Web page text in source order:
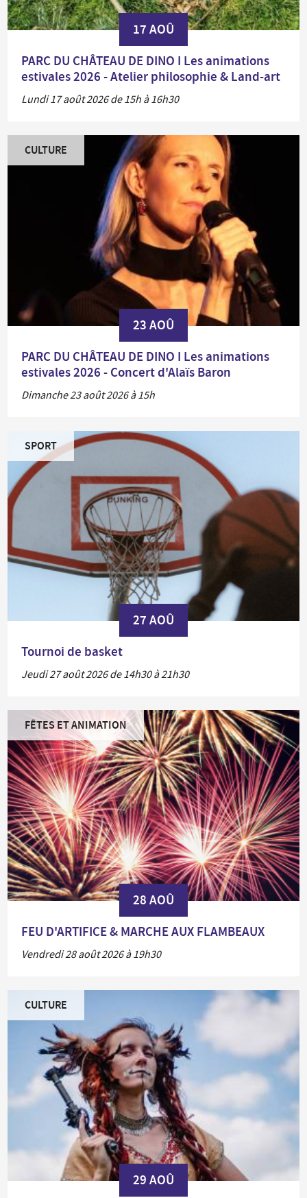
17 AOÛ
PARC DU CHÂTEAU DE DINO I Les animations
estivales 2026 - Atelier philosophie & Land-art
Lundi 17 août 2026 de 15h à 16h30
CULTURE
23 AOÛ
PARC DU CHÂTEAU DE DINO I Les animations
estivales 2026 - Concert d'Alaïs Baron
Dimanche 23 août 2026 à 15h
SPORT
27 AOÛ
Tournoi de basket
Jeudi 27 août 2026 de 14h30 à 21h30
FÊTES ET ANIMATION
28 AOÛ
FEU D'ARTIFICE & MARCHE AUX FLAMBEAUX
Vendredi 28 août 2026 à 19h30
CULTURE
29 AOÛ